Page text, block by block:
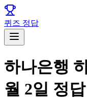
퀴즈 정답
하나은행
월 2일 정답